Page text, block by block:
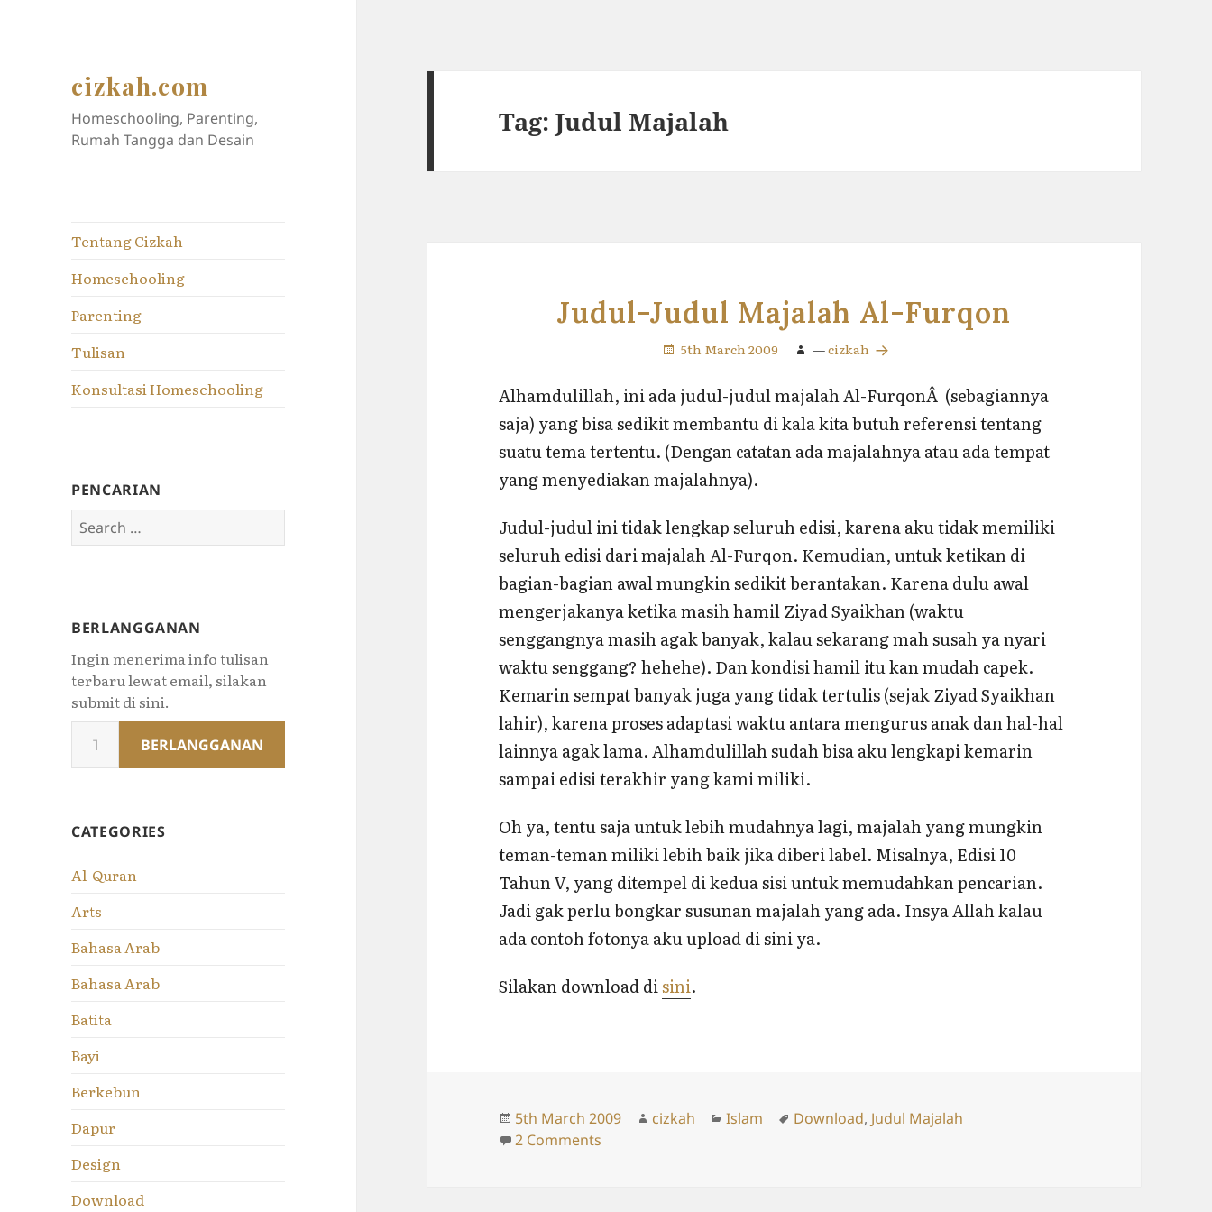
cizkah.com
Homeschooling, Parenting,
Rumah Tangga dan Desain
Tentang Cizkah
Homeschooling
Parenting
Tulisan
Konsultasi Homeschooling
PENCARIAN
Search
for:
BERLANGGANAN
Ingin menerima info tulisan
terbaru lewat email, silakan
submit di sini.
your
email…
BERLANGGANAN
CATEGORIES
Al-Quran
Arts
Bahasa Arab
Bahasa Arab
Batita
Bayi
Berkebun
Dapur
Design
Download
Tag:Judul Majalah
Judul-Judul Majalah Al-Furqon
5th March 2009 —cizkah
Alhamdulillah, ini ada judul-judul majalah Al-FurqonÂ (sebagiannya
saja) yang bisa sedikit membantu di kala kita butuh referensi tentang
suatu tema tertentu. (Dengan catatan ada majalahnya atau ada tempat
yang menyediakan majalahnya).
Judul-judul ini tidak lengkap seluruh edisi, karena aku tidak memiliki
seluruh edisi dari majalah Al-Furqon. Kemudian, untuk ketikan di
bagian-bagian awal mungkin sedikit berantakan. Karena dulu awal
mengerjakanya ketika masih hamil Ziyad Syaikhan (waktu
senggangnya masih agak banyak, kalau sekarang mah susah ya nyari
waktu senggang? hehehe). Dan kondisi hamil itu kan mudah capek.
Kemarin sempat banyak juga yang tidak tertulis (sejak Ziyad Syaikhan
lahir), karena proses adaptasi waktu antara mengurus anak dan hal-hal
lainnya agak lama. Alhamdulillah sudah bisa aku lengkapi kemarin
sampai edisi terakhir yang kami miliki.
Oh ya, tentu saja untuk lebih mudahnya lagi, majalah yang mungkin
teman-teman miliki lebih baik jika diberi label. Misalnya, Edisi 10
Tahun V, yang ditempel di kedua sisi untuk memudahkan pencarian.
Jadi gak perlu bongkar susunan majalah yang ada. Insya Allah kalau
ada contoh fotonya aku upload di sini ya.
Silakan download disini.
Posted
on
5th March 2009 Author
cizkah Categories
Islam Tags
Download, Judul Majalah
2 Comments